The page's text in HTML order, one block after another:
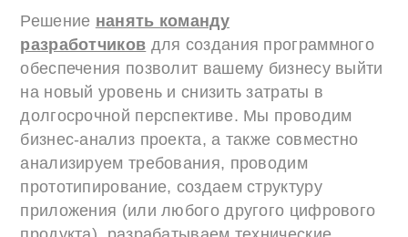
Решение нанять команду
разработчиков для создания программного
обеспечения позволит вашему бизнесу выйти
на новый уровень и снизить затраты в
долгосрочной перспективе. Мы проводим
бизнес-анализ проекта, а также совместно
анализируем требования, проводим
прототипирование, создаем структуру
приложения (или любого другого цифрового